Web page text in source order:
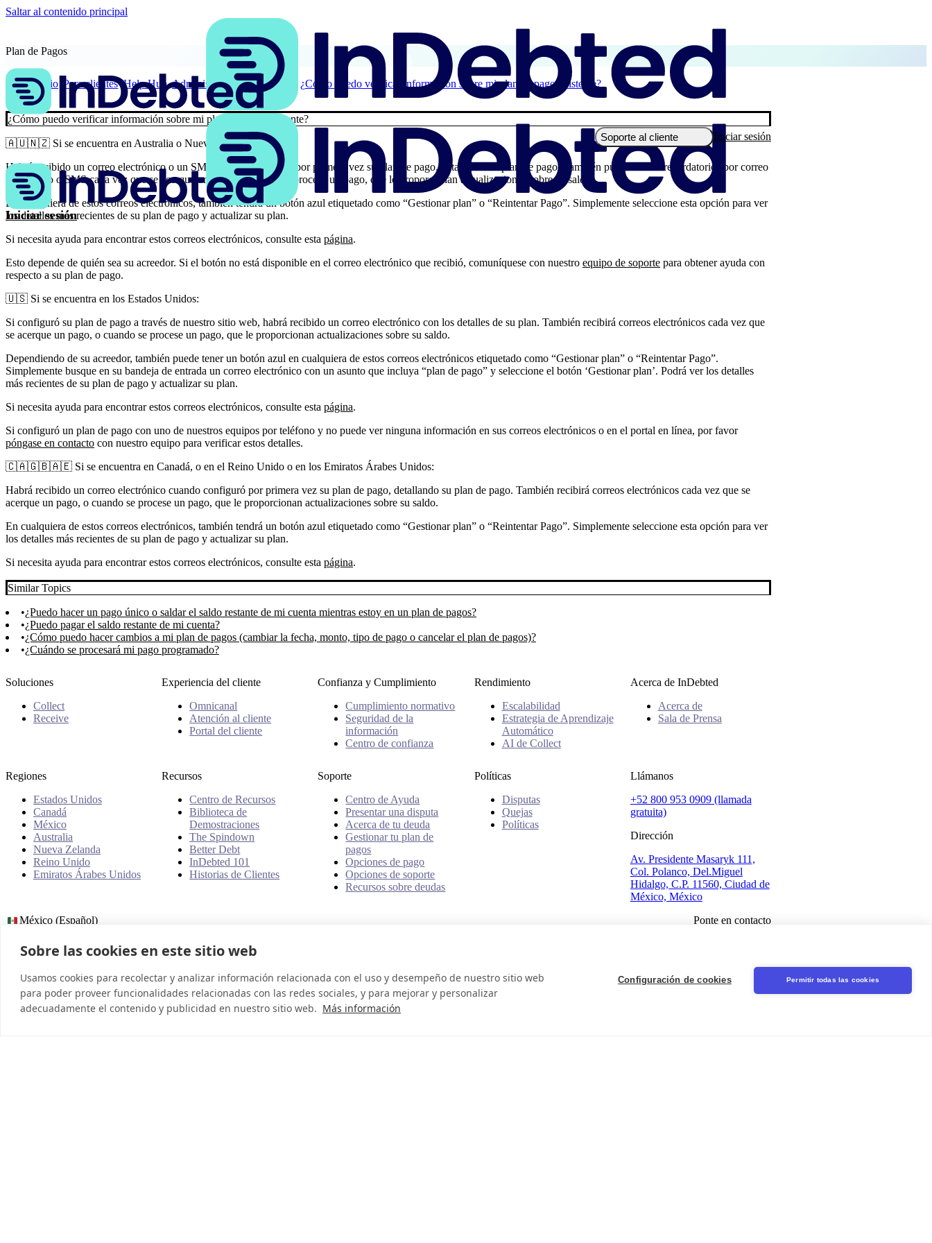
Saltar al contenido principal
Iniciar sesión
Soporte al cliente Iniciar sesión
Plan de Pagos
Inicio Para clientes Help Hub Administra tu plan de pagos ¿Cómo puedo verificar información sobre mi plan de pago existente?
¿Cómo puedo verificar información sobre mi plan de pago existente?
🇦🇺🇳🇿 Si se encuentra en Australia o Nueva Zelanda:
Habrá recibido un correo electrónico o un SMS cuando configuró por primera vez su plan de pago, detallando su plan de pago. También puede recibir recordatorios por correo
electrónico o SMS cada vez que se acerque un pago, o cuando se procese un pago, que le proporcionan actualizaciones sobre su saldo.
En cualquiera de estos correos electrónicos, también tendrá un botón azul etiquetado como “Gestionar plan” o “Reintentar Pago”. Simplemente seleccione esta opción para ver
los detalles más recientes de su plan de pago y actualizar su plan.
Si necesita ayuda para encontrar estos correos electrónicos, consulte esta página.
Esto depende de quién sea su acreedor. Si el botón no está disponible en el correo electrónico que recibió, comuníquese con nuestro equipo de soporte para obtener ayuda con
respecto a su plan de pago.
🇺🇸 Si se encuentra en los Estados Unidos:
Si configuró su plan de pago a través de nuestro sitio web, habrá recibido un correo electrónico con los detalles de su plan. También recibirá correos electrónicos cada vez que
se acerque un pago, o cuando se procese un pago, que le proporcionan actualizaciones sobre su saldo.
Dependiendo de su acreedor, también puede tener un botón azul en cualquiera de estos correos electrónicos etiquetado como “Gestionar plan” o “Reintentar Pago”.
Simplemente busque en su bandeja de entrada un correo electrónico con un asunto que incluya “plan de pago” y seleccione el botón ‘Gestionar plan’. Podrá ver los detalles
más recientes de su plan de pago y actualizar su plan.
Si necesita ayuda para encontrar estos correos electrónicos, consulte esta página.
Si configuró un plan de pago con uno de nuestros equipos por teléfono y no puede ver ninguna información en sus correos electrónicos o en el portal en línea, por favor
póngase en contacto con nuestro equipo para verificar estos detalles.
🇨🇦🇬🇧🇦🇪 Si se encuentra en Canadá, o en el Reino Unido o en los Emiratos Árabes Unidos:
Habrá recibido un correo electrónico cuando configuró por primera vez su plan de pago, detallando su plan de pago. También recibirá correos electrónicos cada vez que se
acerque un pago, o cuando se procese un pago, que le proporcionan actualizaciones sobre su saldo.
En cualquiera de estos correos electrónicos, también tendrá un botón azul etiquetado como “Gestionar plan” o “Reintentar Pago”. Simplemente seleccione esta opción para ver
los detalles más recientes de su plan de pago y actualizar su plan.
Si necesita ayuda para encontrar estos correos electrónicos, consulte esta página.
Similar Topics
¿Puedo hacer un pago único o saldar el saldo restante de mi cuenta mientras estoy en un plan de pagos?
¿Puedo pagar el saldo restante de mi cuenta?
¿Cómo puedo hacer cambios a mi plan de pagos (cambiar la fecha, monto, tipo de pago o cancelar el plan de pagos)?
¿Cuándo se procesará mi pago programado?
Soluciones
Collect
Receive
Experiencia del cliente
Omnicanal
Atención al cliente
Portal del cliente
Confianza y Cumplimiento
Cumplimiento normativo
Seguridad de la
información
Centro de confianza
Rendimiento
Escalabilidad
Estrategia de Aprendizaje
Automático
AI de Collect
Acerca de InDebted
Acerca de
Sala de Prensa
Regiones
Estados Unidos
Canadá
México
Australia
Nueva Zelanda
Reino Unido
Emiratos Árabes Unidos
Recursos
Centro de Recursos
Biblioteca de
Demostraciones
The Spindown
Better Debt
InDebted 101
Historias de Clientes
Soporte
Centro de Ayuda
Presentar una disputa
Acerca de tu deuda
Gestionar tu plan de
pagos
Opciones de pago
Opciones de soporte
Recursos sobre deudas
Políticas
Disputas
Quejas
Políticas
Llámanos
+52 800 953 0909 (llamada
gratuita)
Dirección
Av. Presidente Masaryk 111,
Col. Polanco, Del.Miguel
Hidalgo, C.P. 11560, Ciudad de
México, México
México (Español)
Ponte en contacto
© 2026 InDebted Holdings Pty Ltd
Sobre las cookies en este sitio web
Usamos cookies para recolectar y analizar información relacionada con el uso y desempeño de nuestro sitio web
para poder proveer funcionalidades relacionadas con las redes sociales, y para mejorar y personalizar
adecuadamente el contenido y publicidad en nuestro sitio web. Más información
Configuración de cookies Permitir todas las cookies